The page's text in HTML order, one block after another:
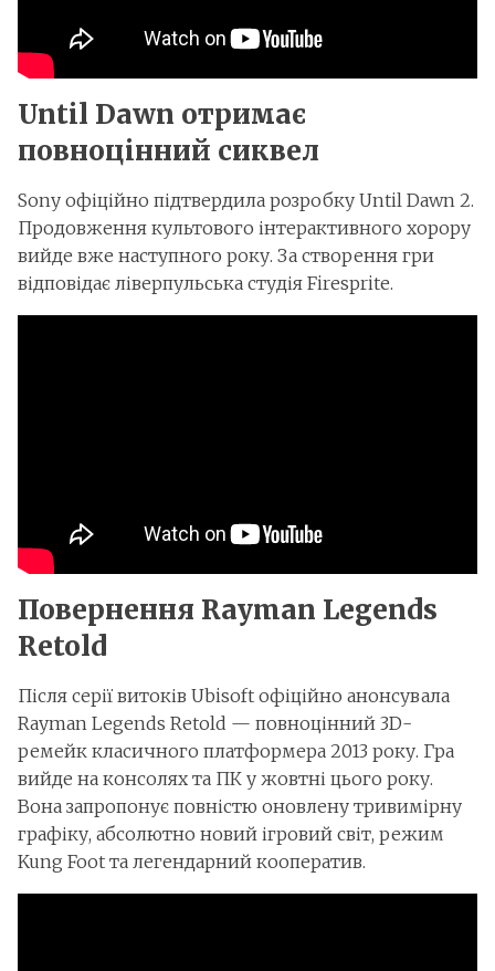
Until Dawn отримає
повноцінний сиквел
Sony офіційно підтвердила розробку Until Dawn 2.
Продовження культового інтерактивного хорору
вийде вже наступного року. За створення гри
відповідає ліверпульська студія Firesprite.
Повернення Rayman Legends
Retold
Після серії витоків Ubisoft офіційно анонсувала
Rayman Legends Retold — повноцінний 3D-
ремейк класичного платформера 2013 року. Гра
вийде на консолях та ПК у жовтні цього року.
Вона запропонує повністю оновлену тривимірну
графіку, абсолютно новий ігровий світ, режим
Kung Foot та легендарний кооператив.